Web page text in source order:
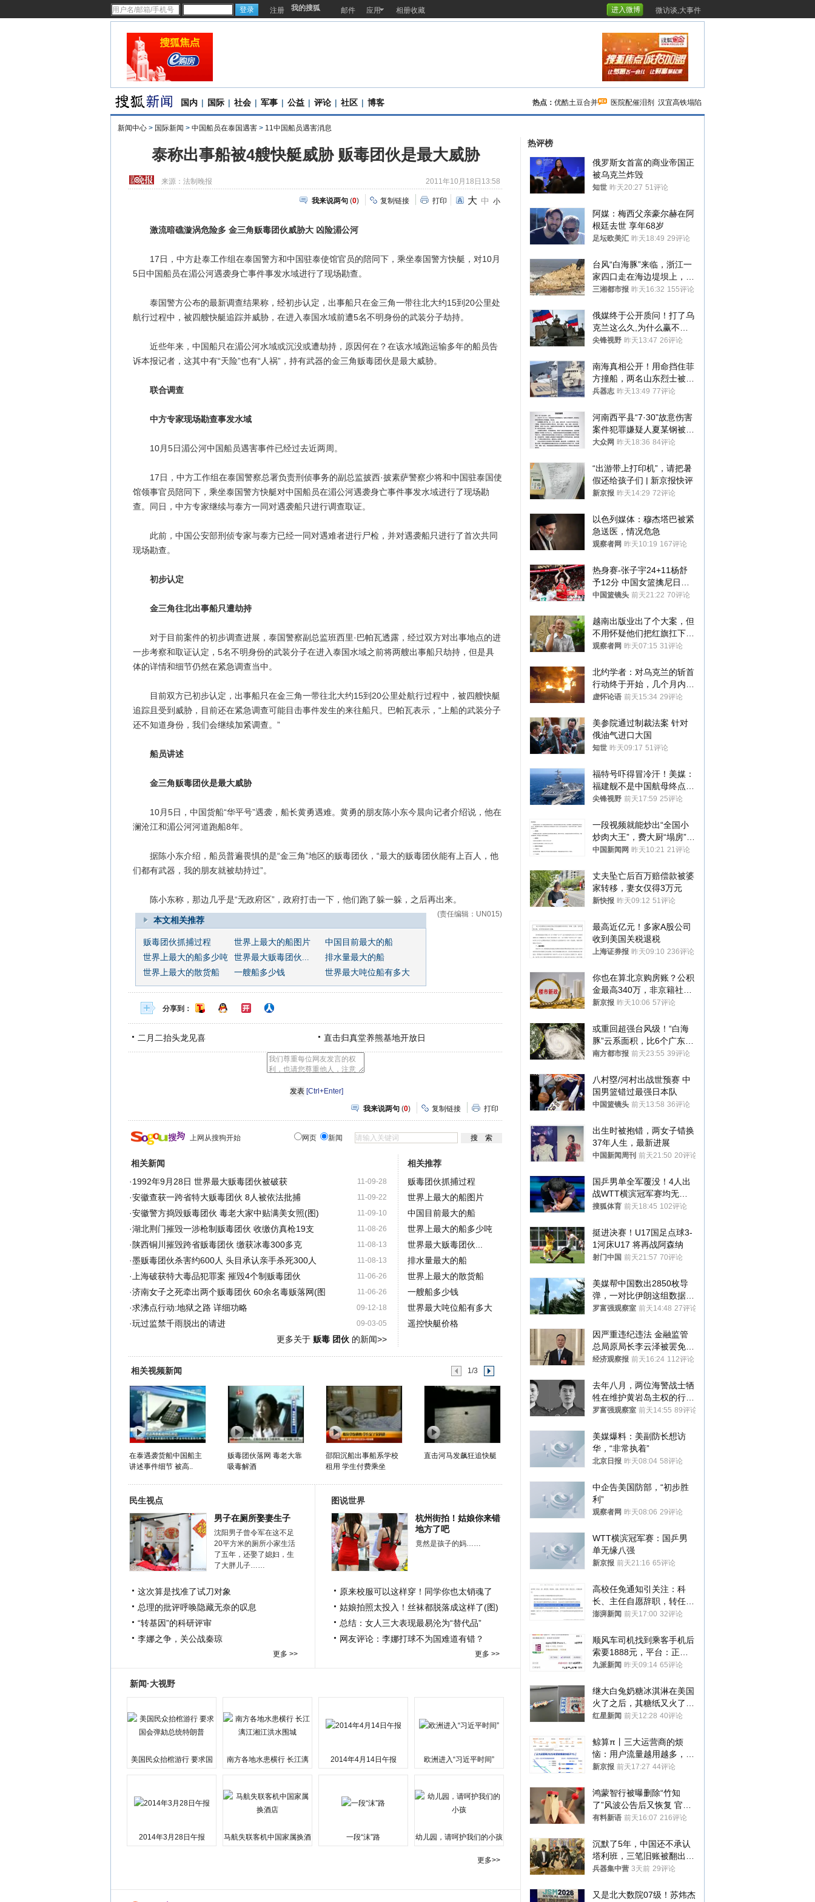
注册 我的搜狐 邮件 应用 相册收藏 进入微博 微访谈,大事件
国内 | 国际 | 社会 | 军事 | 公益 | 评论 | 社区 | 博客 热点： 优酷土豆合并 医院配催泪剂 汉宜高铁塌陷
新闻中心 > 国际新闻 > 中国船员在泰国遇害 > 11中国船员遇害消息
泰称出事船被4艘快艇威胁 贩毒团伙是最大威胁
来源：法制晚报 2011年10月18日13:58
我来说两句 (0) 复制链接 打印 大 中 小
激流暗礁漩涡危险多 金三角贩毒团伙威胁大 凶险湄公河
17日，中方赴泰工作组在泰国警方和中国驻泰使馆官员的陪同下，乘坐泰国警方快艇，对10月
5日中国船员在湄公河遇袭身亡事件事发水域进行了现场勘查。
泰国警方公布的最新调查结果称，经初步认定，出事船只在金三角一带往北大约15到20公里处
航行过程中，被四艘快艇追踪并威胁，在进入泰国水域前遭5名不明身份的武装分子劫持。
近些年来，中国船只在湄公河水域或沉没或遭劫持，原因何在？在该水域跑运输多年的船员告
诉本报记者，这其中有“天险”也有“人祸”，持有武器的金三角贩毒团伙是最大威胁。
联合调查
中方专家现场勘查事发水域
10月5日湄公河中国船员遇害事件已经过去近两周。
17日，中方工作组在泰国警察总署负责刑侦事务的副总监披西·披素萨警察少将和中国驻泰国使
馆领事官员陪同下，乘坐泰国警方快艇对中国船员在湄公河遇袭身亡事件事发水域进行了现场勘
查。同日，中方专家继续与泰方一同对遇袭船只进行调查取证。
此前，中国公安部刑侦专家与泰方已经一同对遇难者进行尸检，并对遇袭船只进行了首次共同
现场勘查。
初步认定
金三角往北出事船只遭劫持
对于目前案件的初步调查进展，泰国警察副总监班西里·巴帕瓦透露，经过双方对出事地点的进
一步考察和取证认定，5名不明身份的武装分子在进入泰国水域之前将两艘出事船只劫持，但是具
体的详情和细节仍然在紧急调查当中。
目前双方已初步认定，出事船只在金三角一带往北大约15到20公里处航行过程中，被四艘快艇
追踪且受到威胁，目前还在紧急调查可能目击事件发生的来往船只。巴帕瓦表示，“上船的武装分子
还不知道身份，我们会继续加紧调查。”
船员讲述
金三角贩毒团伙是最大威胁
10月5日，中国货船“华平号”遇袭，船长黄勇遇难。黄勇的朋友陈小东今晨向记者介绍说，他在
澜沧江和湄公河河道跑船8年。
据陈小东介绍，船员普遍畏惧的是“金三角”地区的贩毒团伙，“最大的贩毒团伙能有上百人，他
们都有武器，我的朋友就被劫持过”。
陈小东称，那边几乎是“无政府区”，政府打击一下，他们跑了躲一躲，之后再出来。
本文相关推荐
贩毒团伙抓捕过程 世界上最大的船图片
中国目前最大的船
世界上最大的船多少吨
世界最大贩毒团伙...
排水量最大的船
世界上最大的散货船
一艘船多少钱 世界最大吨位船有多大
(责任编辑：UN015)
分享到：
二月二抬头龙见喜 直击归真堂养熊基地开放日
[Ctrl+Enter]
我来说两句 (0) 复制链接 打印
上网从搜狗开始 网页 新闻
相关新闻
11-09-28
·1992年9月28日 世界最大贩毒团伙被破获
11-09-22
·安徽查获一跨省特大贩毒团伙 8人被依法批捕
11-09-10
·安徽警方捣毁贩毒团伙 毒老大家中贴满美女照(图)
11-08-26
·湖北荆门摧毁一涉枪制贩毒团伙 收缴仿真枪19支
11-08-13
· 陕西铜川摧毁跨省贩毒团伙 缴获冰毒300多克
11-08-13
·墨贩毒团伙杀害约600人 头目承认亲手杀死300人
11-06-26
· 上海破获特大毒品犯罪案 摧毁4个制贩毒团伙
11-06-26
·济南女子之死牵出两个贩毒团伙 60余名毒贩落网(图
09-12-18
·求沸点行动:地狱之路 详细功略
09-03-05
·玩过监禁千雨脱出的请进
更多关于 贩毒 团伙 的新闻>>
相关推荐
贩毒团伙抓捕过程
世界上最大的船图片
中国目前最大的船
世界上最大的船多少吨
世界最大贩毒团伙...
排水量最大的船
世界上最大的散货船
一艘船多少钱
世界最大吨位船有多大
遥控快艇价格
相关视频新闻 1/3
在泰遇袭货船中国船主
讲述事件细节 被高..
贩毒团伙落网 毒老大靠
吸毒解酒
邵阳沉船出事船系学校
租用 学生付费乘坐
直击河马发飙狂追快艇
民生视点
男子在厕所娶妻生子
沈阳男子曾令军在这不足
20平方米的厕所小家生活
了五年，还娶了媳妇，生
了大胖儿子……
这次算是找准了试刀对象
总理的批评呼唤隐藏无奈的叹息
“转基因”的科研评审
李娜之争，关公战秦琼
更多 >>
图说世界
杭州街拍！姑娘你来错
地方了吧
竟然是孩子的妈……
原来校服可以这样穿！同学你也太销魂了
姑娘拍照太投入！丝袜都脱落成这样了(图)
总结：女人三大表现最易沦为“替代品”
网友评论：李娜打球不为国难道有错？
更多 >>
新闻·大视野
美国民众抬棺游行 要求国
南方各地水患横行 长江漓
2014年4月14日午报 欧洲进入“习近平时间”
2014年3月28日午报
马航失联客机中国家属换酒
一段“沫”路 幼儿园，请呵护我们的小孩
更多>>
热评榜
俄罗斯女首富的商业帝国正
被乌克兰炸毁
知世 昨天20:27 51评论
阿媒：梅西父亲豪尔赫在阿
根廷去世 享年68岁
足坛欧美汇 昨天18:49 29评论
台风“白海豚”来临，浙江一
家四口走在海边堤坝上，其
中9岁男孩被巨浪卷入海
三湘都市报 昨天16:32 155评论
俄媒终于公开质问！打了乌
克兰这么久,为什么赢不了?
答案令人沉默
尖锋视野 昨天13:47 26评论
南海真相公开！用命挡住菲
方撞船，两名山东烈士被授
武警最高荣誉
兵器志 昨天13:49 77评论
河南西平县“7·30”故意伤害
案件犯罪嫌疑人夏某钢被抓
获
大众网 昨天18:36 84评论
“出游带上打印机”，请把暑
假还给孩子们 | 新京报快评
新京报 昨天14:29 72评论
以色列媒体：穆杰塔巴被紧
急送医，情况危急
观察者网 昨天10:19 167评论
热身赛-张子宇24+11杨舒
予12分 中国女篮擒尼日利
亚
中国篮镜头 前天21:22 70评论
越南出版业出了个大案，但
不用怀疑他们把红旗扛下去
的决心
观察者网 昨天07:15 31评论
北约学者：对乌克兰的斩首
行动终于开始，几个月内乌
将投降
虚怀论语 前天15:34 29评论
美参院通过制裁法案 针对
俄油气进口大国
知世 昨天09:17 51评论
福特号吓得冒冷汗！美媒：
福建舰不是中国航母终点，
而是新起点！
尖锋视野 前天17:59 25评论
一段视频就能炒出“全国小
炒肉大王”，费大厨“塌房”了
吗？
中国新闻网 昨天10:21 21评论
丈夫坠亡后百万赔偿款被婆
家转移，妻女仅得3万元
新快报 昨天09:12 51评论
最高近亿元！多家A股公司
收到美国关税退税
上海证券报 昨天09:10 236评论
你也在算北京购房账？公积
金最高340万，非京籍社保
1年
新京报 昨天10:06 57评论
或重回超强台风级！“白海
豚”云系面积，比6个广东还
大！深圳官方：注意这件事
南方都市报 前天23:55 39评论
八村塁/河村出战世预赛 中
国男篮错过最强日本队
中国篮镜头 前天13:58 36评论
出生时被抱错，两女子错换
37年人生，最新进展
中国新闻周刊 前天21:50 20评论
国乒男单全军覆没！4人出
战WTT横滨冠军赛均无缘
八强
搜狐体育 前天18:45 102评论
挺进决赛！U17国足点球3-
1河床U17 将再战阿森纳
射门中国 前天21:57 70评论
美媒帮中国数出2850枚导
弹，一对比伊朗这组数据，
发现出大事了
罗富强观察室 前天14:48 27评论
因严重违纪违法 金融监管
总局原局长李云泽被罢免全
国人大代表
经济观察报 前天16:24 112评论
去年八月，两位海警战士牺
牲在维护黄岩岛主权的行动
中
罗富强观察室 前天14:55 89评论
美媒爆料：美副防长想访
华，“非常执着”
北京日报 昨天08:04 58评论
中企告美国防部，“初步胜
利”
观察者网 昨天08:06 29评论
WTT横滨冠军赛：国乒男
单无缘八强
新京报 前天21:16 65评论
高校任免通知引关注：科
长、主任自愿辞职，转任思
政辅导员
澎湃新闻 前天17:00 32评论
顺风车司机找到乘客手机后
索要1888元，平台：正和
司机沟通协商
九派新闻 昨天09:14 65评论
继大白兔奶糖冰淇淋在美国
火了之后，其糖纸又火了！
海外博主盛赞：平面设计经
红星新闻 前天12:28 40评论
鲸算π丨三大运营商的烦
恼：用户流量越用越多，收
入却越来越少
新京报 前天17:27 44评论
鸿蒙智行被曝删除“竹知
了”风波公告后又恢复 官媒
曾力挺：劝华为要大度的，
有料新语 前天16:07 216评论
沉默了5年，中国还不承认
塔利班，三笔旧账被翻出，
最大风险出现
兵器集中营 3天前 29评论
又是北大数院07级！苏炜杰